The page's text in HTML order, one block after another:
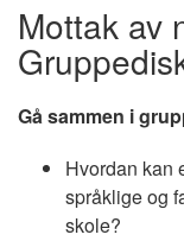
Mottak av
Gå sammen i
Hvordan kan
språklige og
skole?